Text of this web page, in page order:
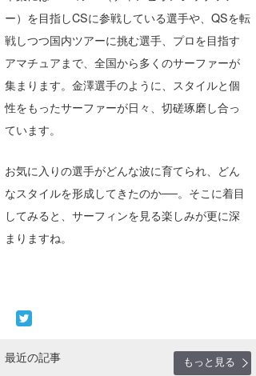
ー）を目指しCSに参戦している選手や、QSを転
戦しつつ国内ツアーに挑む選手、プロを目指す
アマチュアまで、全国から多くのサーファーが
集まります。金澤選手のように、スタイルと個
性をもったサーファーが日々、切磋琢磨し合っ
ています。
お気に入りの選手がどんな波に育てられ、どん
なスタイルを形成してきたのか──。そこに着目
してみると、サーフィンを見る楽しみが更に深
まりますね。
最近の記事
もっと見る